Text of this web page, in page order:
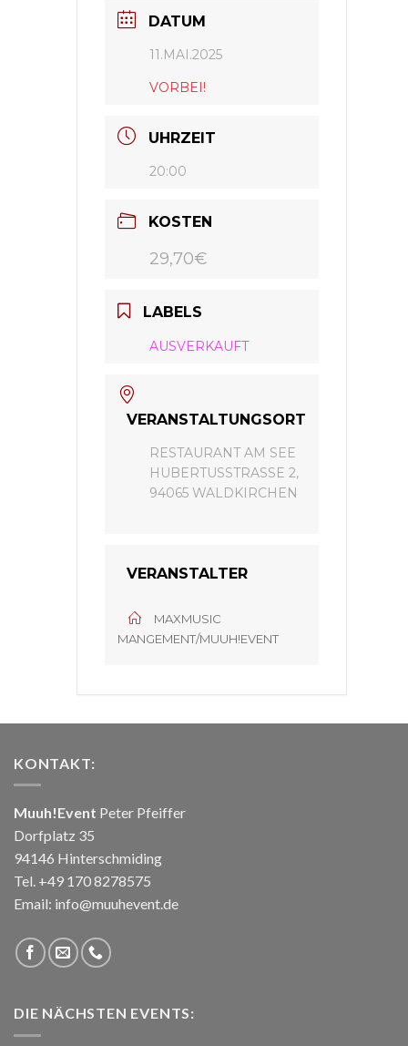
DATUM
11.MAI.2025
VORBEI!
UHRZEIT
20:00
KOSTEN
29,70€
LABELS
AUSVERKAUFT
VERANSTALTUNGSORT
RESTAURANT AM SEE
HUBERTUSSTRASSE 2, 9
4065 WALDKIRCHEN
VERANSTALTER
MAXMUSIC
MANGEMENT/MUUH!EVENT
KONTAKT:
Muuh!Event Peter Pfeiffer
Dorfplatz 35
94146 Hinterschmiding
Tel. +49 170 8278575
Email: info@muuhevent.de
DIE NÄCHSTEN EVENTS: